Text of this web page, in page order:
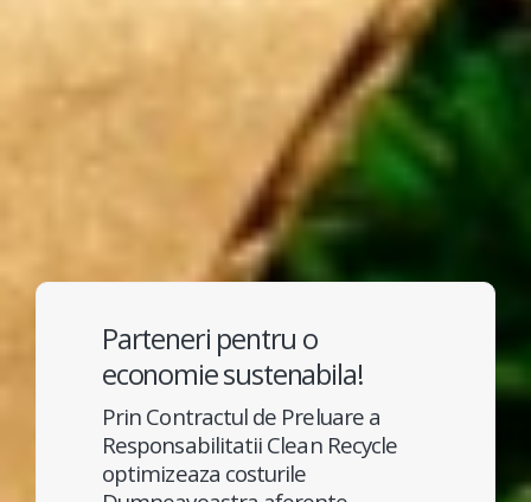
Parteneri pentru o
economie sustenabila!
Prin Contractul de Preluare a
Responsabilitatii Clean Recycle
optimizeaza costurile